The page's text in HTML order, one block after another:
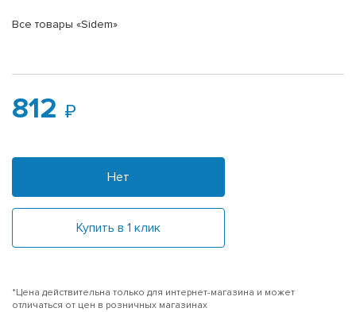
Все товары «Sidem»
812
Нет
Купить в 1 клик
*Цена действительна только для интернет-магазина и может
отличаться от цен в розничных магазинах